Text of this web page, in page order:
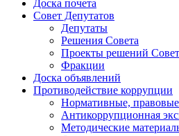
Доска почета
Совет Депутатов
Депутаты
Решения Совета
Проекты решений
Фракции
Доска объявлений
Противодействие коррупции
Нормативные,
Антикоррупционная
Методические